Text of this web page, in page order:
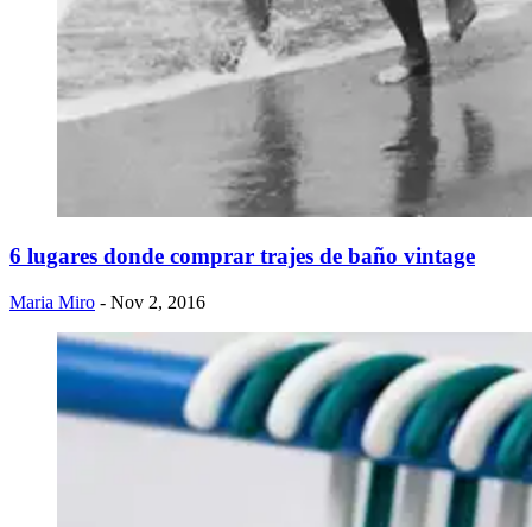
6 lugares donde comprar trajes de baño vintage
Maria Miro - Nov 2, 2016